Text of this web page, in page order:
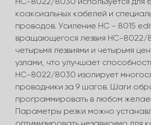
коаксиальных кабелей и
проводов. Усиление HC - 8015
вращающегося лезвия HC-
четырьмя лезвиями и четырьмя
узлами, что улучшает
HC-8022/8030 изолирует
проводники за 9 шагов. Шаги
программировать в любом
Параметры резки можно